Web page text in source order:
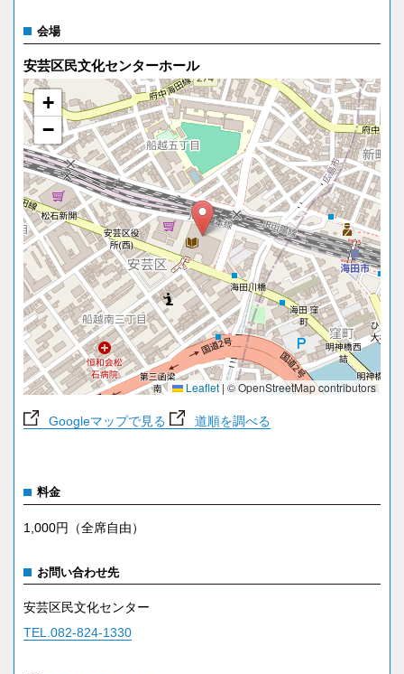
会場
安芸区民文化センターホール
+
−
Leaflet | © OpenStreetMap contributors
Googleマップで見る 道順を調べる
料金
1,000円（全席自由）
お問い合わせ先
安芸区民文化センター
TEL.082-824-1330